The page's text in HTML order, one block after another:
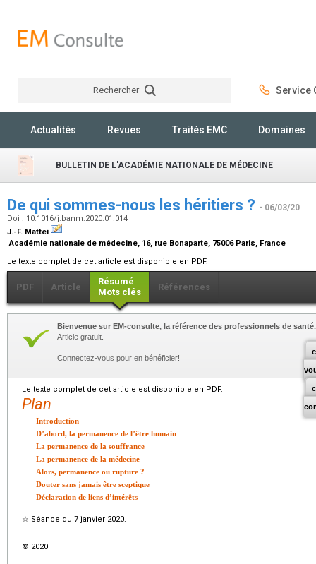
Rechercher Service
Actualités Revues Traités EMC Domaines
BULLETIN DE L'ACADÉMIE NATIONALE DE MÉDECINE
De qui sommes-nous les héritiers ? - 06/03/20
Doi : 10.1016/j.banm.2020.01.014
J.-F. Mattei
Académie nationale de médecine, 16, rue Bonaparte, 75006 Paris, France
Le texte complet de cet article est disponible en PDF.
PDF Article
Résumé
Mots clés
Références
Bienvenue sur EM-consulte, la référence des professionnels de santé.
Article gratuit.
Connectez-vous pour en bénéficier!
Le texte complet de cet article est disponible en PDF.
Plan
Introduction
D’abord, la permanence de l’être humain
La permanence de la souffrance
La permanence de la médecine
Alors, permanence ou rupture ?
Douter sans jamais être sceptique
Déclaration de liens d’intérêts
☆ Séance du 7 janvier 2020.
© 2020